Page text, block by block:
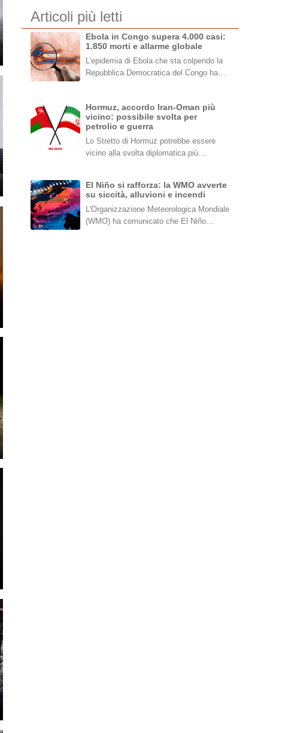
Articoli più letti
Ebola in Congo supera 4.000 casi:
1.850 morti e allarme globale
L'epidemia di Ebola che sta colpendo la
Repubblica Democratica del Congo ha…
Hormuz, accordo Iran-Oman più
vicino: possibile svolta per
petrolio e guerra
Lo Stretto di Hormuz potrebbe essere
vicino alla svolta diplomatica più…
El Niño si rafforza: la WMO avverte
su siccità, alluvioni e incendi
L'Organizzazione Meteorologica Mondiale
(WMO) ha comunicato che El Niño…